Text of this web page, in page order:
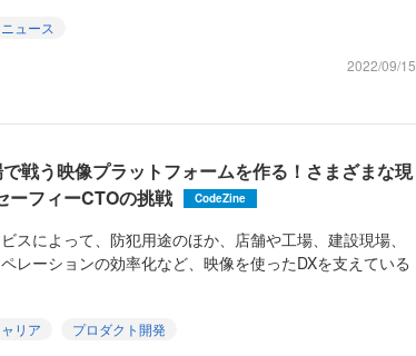
ニュース
2022/09/15
戦う映像プラットフォームを作る！さまざまな現
ーフィーCTOの挑戦
CodeZine
スによって、防犯用途のほか、店舗や工場、建設現場、
レーションの効率化など、映像を使ったDXを支えている
リア
プロダクト開発